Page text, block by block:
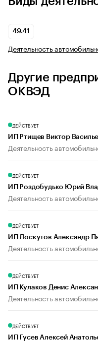
49.41
Деятельность
Другие
ОКВЭД
ДЕЙСТВУЕТ
ИП Ртищев Виктор
Деятельность
ДЕЙСТВУЕТ
ИП Роздобудько Юрий
Деятельность
ДЕЙСТВУЕТ
ИП Лоскутов Александр
Деятельность
ДЕЙСТВУЕТ
ИП Кулаков Денис
Деятельность
ДЕЙСТВУЕТ
ИП Гусев Алексей